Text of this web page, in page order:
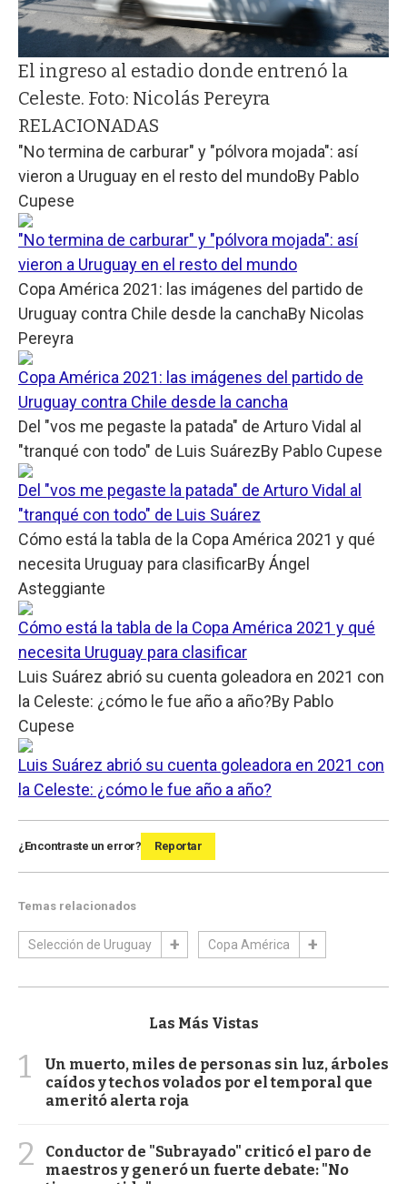
El ingreso al estadio donde entrenó la
Celeste. Foto: Nicolás Pereyra
RELACIONADAS
"No termina de carburar" y "pólvora mojada": así
vieron a Uruguay en el resto del mundoBy Pablo
Cupese
"No termina de carburar" y "pólvora mojada": así
vieron a Uruguay en el resto del mundo
Copa América 2021: las imágenes del partido de
Uruguay contra Chile desde la canchaBy Nicolas
Pereyra
Copa América 2021: las imágenes del partido de
Uruguay contra Chile desde la cancha
Del "vos me pegaste la patada" de Arturo Vidal al
"tranqué con todo" de Luis SuárezBy Pablo Cupese
Del "vos me pegaste la patada" de Arturo Vidal al
"tranqué con todo" de Luis Suárez
Cómo está la tabla de la Copa América 2021 y qué
necesita Uruguay para clasificarByÁngel
Asteggiante
Cómo está la tabla de la Copa América 2021 y qué
necesita Uruguay para clasificar
Luis Suárez abrió su cuenta goleadora en 2021 con
la Celeste: ¿cómo le fue año a año?By Pablo
Cupese
Luis Suárez abrió su cuenta goleadora en 2021 con
la Celeste: ¿cómo le fue año a año?
¿Encontraste un error? Reportar
Temas relacionados
Selección de Uruguay Copa América
Las Más Vistas
1
Un muerto, miles de personas sin luz, árboles
caídos y techos volados por el temporal que
ameritó alerta roja
2
Conductor de "Subrayado" criticó el paro de
maestros y generó un fuerte debate: "No